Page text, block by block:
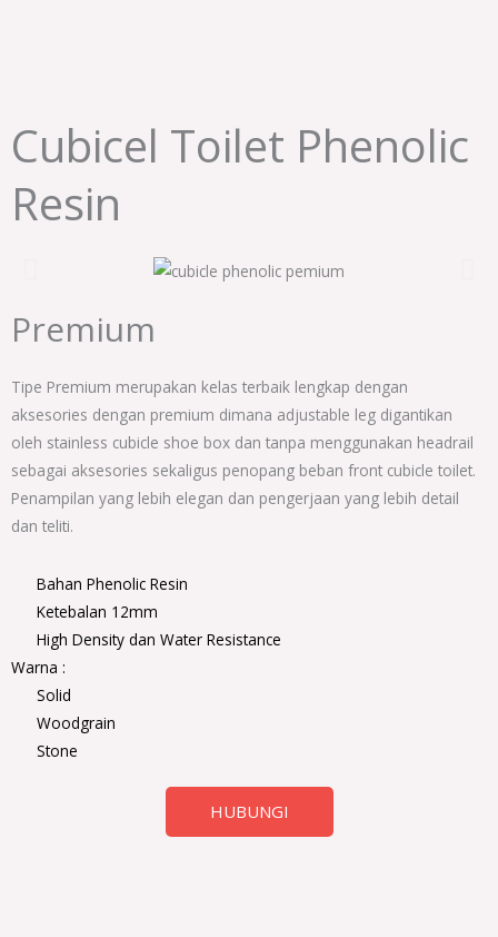
Cubicel Toilet Phenolic
Resin
Premium
Tipe Premium merupakan kelas terbaik lengkap dengan
aksesories dengan premium dimana adjustable leg digantikan
oleh stainless cubicle shoe box dan tanpa menggunakan headrail
sebagai aksesories sekaligus penopang beban front cubicle toilet.
Penampilan yang lebih elegan dan pengerjaan yang lebih detail
dan teliti.
Bahan Phenolic Resin
Ketebalan 12mm
High Density dan Water Resistance
Warna :
Solid
Woodgrain
Stone
HUBUNGI